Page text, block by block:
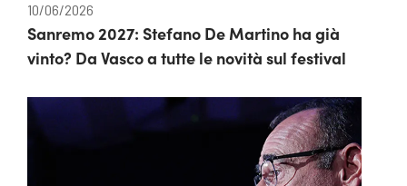
10/06/2026
Sanremo 2027: Stefano De Martino ha già
vinto? Da Vasco a tutte le novità sul festival